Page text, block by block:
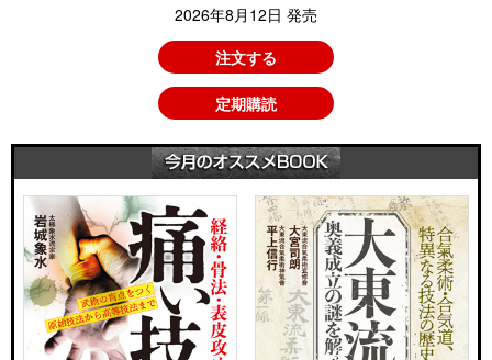
2026年8月12日 発売
注文する
定期購読